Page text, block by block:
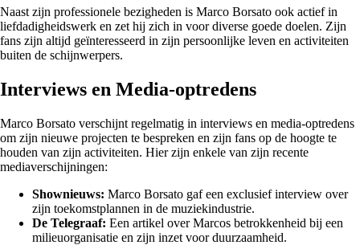
Naast zijn professionele bezigheden is Marco Borsato ook actief in
liefdadigheidswerk en zet hij zich in voor diverse goede doelen. Zijn
fans zijn altijd geïnteresseerd in zijn persoonlijke leven en activiteiten
buiten de schijnwerpers.
Interviews en Media-optredens
Marco Borsato verschijnt regelmatig in interviews en media-optredens
om zijn nieuwe projecten te bespreken en zijn fans op de hoogte te
houden van zijn activiteiten. Hier zijn enkele van zijn recente
mediaverschijningen:
Shownieuws: Marco Borsato gaf een exclusief interview over
zijn toekomstplannen in de muziekindustrie.
De Telegraaf: Een artikel over Marcos betrokkenheid bij een
milieuorganisatie en zijn inzet voor duurzaamheid.